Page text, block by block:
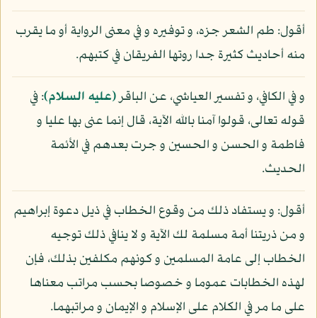
أقول: طم الشعر جزه، و توفيره و في معنى الرواية أو ما يقرب
منه أحاديث كثيرة جدا روتها الفريقان في كتبهم.
و في الكافي، و تفسير العياشي، عن الباقر(عليه السلام): في
قوله تعالى، قولوا آمنا بالله الآية، قال إنما عنى بها عليا و
فاطمة و الحسن و الحسين و جرت بعدهم في الأئمة
الحديث.
أقول: و يستفاد ذلك من وقوع الخطاب في ذيل دعوة إبراهيم
و من ذريتنا أمة مسلمة لك الآية و لا ينافي ذلك توجيه
الخطاب إلى عامة المسلمين و كونهم مكلفين بذلك، فإن
لهذه الخطابات عموما و خصوصا بحسب مراتب معناها
على ما مر في الكلام على الإسلام و الإيمان و مراتبهما.